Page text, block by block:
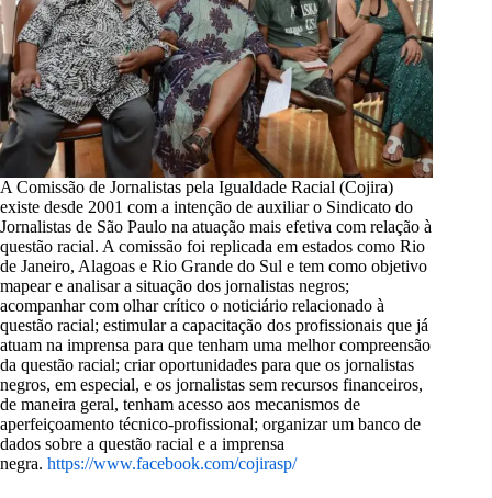
A Comissão de Jornalistas pela Igualdade Racial (Cojira)
existe desde 2001 com a intenção de auxiliar o Sindicato do
Jornalistas de São Paulo na atuação mais efetiva com relação à
questão racial. A comissão foi replicada em estados como Rio
de Janeiro, Alagoas e Rio Grande do Sul e tem como objetivo
mapear e analisar a situação dos jornalistas negros;
acompanhar com olhar crítico o noticiário relacionado à
questão racial; estimular a capacitação dos profissionais que já
atuam na imprensa para que tenham uma melhor compreensão
da questão racial; criar oportunidades para que os jornalistas
negros, em especial, e os jornalistas sem recursos financeiros,
de maneira geral, tenham acesso aos mecanismos de
aperfeiçoamento técnico-profissional; organizar um banco de
dados sobre a questão racial e a imprensa
negra. https://www.facebook.com/cojirasp/